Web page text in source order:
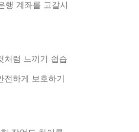
계좌를 고갈시
처럼 느끼기 쉽습
하게 보호하기